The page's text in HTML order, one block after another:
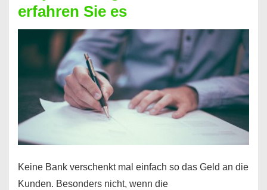
nicht
nur
für
Handy
möglich!
erfahren Sie es
Keine Bank verschenkt mal einfach so das Geld an die
Kunden. Besonders nicht, wenn die